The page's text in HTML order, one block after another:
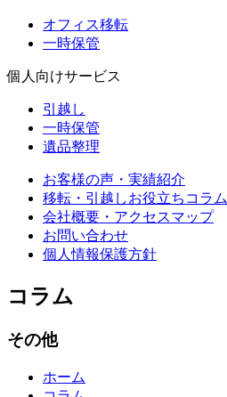
オフィス移転
一時保管
個人向けサービス
引越し
一時保管
遺品整理
お客様の声・実績紹介
移転・引越しお役立ちコラム
会社概要・アクセスマップ
お問い合わせ
個人情報保護方針
コラム
その他
ホーム